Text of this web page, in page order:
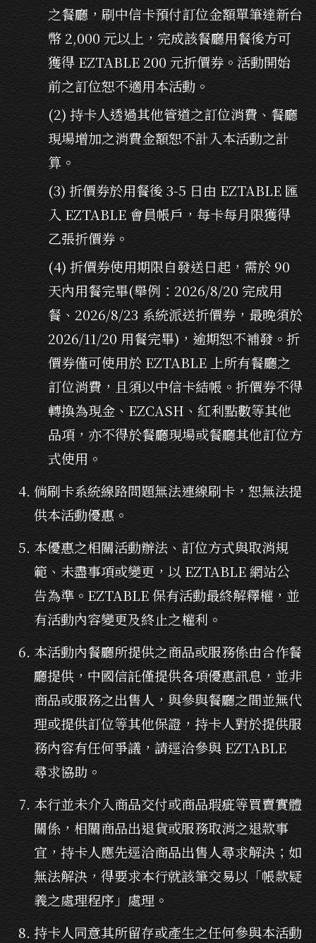
之餐廳，刷中信卡預付訂位金額單筆達新台
幣 2,000 元以上，完成該餐廳用餐後方可
獲得 EZTABLE 200 元折價券。活動開始
前之訂位恕不適用本活動。
(2) 持卡人透過其他管道之訂位消費、餐廳
現場增加之消費金額恕不計入本活動之計
算。
(3) 折價券於用餐後 3-5 日由 EZTABLE 匯
入 EZTABLE 會員帳戶，每卡每月限獲得
乙張折價券。
(4) 折價券使用期限自發送日起，需於 90
天內用餐完畢(舉例：2026/8/20 完成用
餐、2026/8/23 系統派送折價券，最晚須於
2026/11/20 用餐完畢)，逾期恕不補發。折
價券僅可使用於 EZTABLE 上所有餐廳之
訂位消費，且須以中信卡結帳。折價券不得
轉換為現金、EZCASH、紅利點數等其他
品項，亦不得於餐廳現場或餐廳其他訂位方
式使用。
倘刷卡系統線路問題無法連線刷卡，恕無法提
供本活動優惠。
本優惠之相關活動辦法、訂位方式與取消規
範、未盡事項或變更，以 EZTABLE 網站公
告為準。EZTABLE 保有活動最終解釋權，並
有活動內容變更及終止之權利。
本活動內餐廳所提供之商品或服務係由合作餐
廳提供，中國信託僅提供各項優惠訊息，並非
商品或服務之出售人，與參與餐廳之間並無代
理或提供訂位等其他保證，持卡人對於提供服
務內容有任何爭議，請逕洽參與 EZTABLE
尋求協助。
本行並未介入商品交付或商品瑕疵等買賣實體
關係，相關商品出退貨或服務取消之退款事
宜，持卡人應先逕洽商品出售人尋求解決；如
無法解決，得要求本行就該筆交易以「帳款疑
義之處理程序」處理。
持卡人同意其所留存或產生之任何參與本活動